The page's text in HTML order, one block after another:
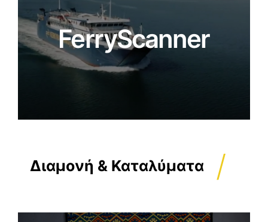
FerryScanner
Διαμονή & Καταλύματα /